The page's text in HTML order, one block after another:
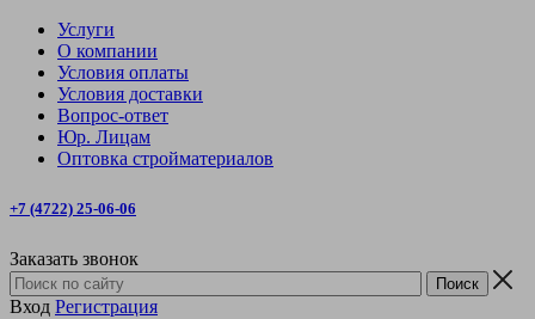
Услуги
О компании
Условия оплаты
Условия доставки
Вопрос-ответ
Юр. Лицам
Оптовка стройматериалов
+7 (4722) 25-06-06
Заказать звонок
Вход Регистрация